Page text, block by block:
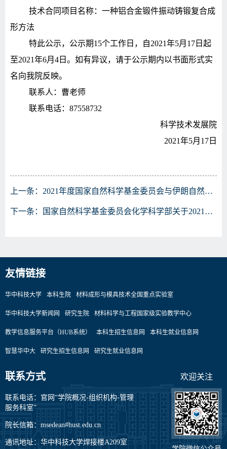
技术合同项目名称：一种铝合金锻件振动铸锻复合成
形方法
特此公示，公示期15个工作日，自2021年5月17日起
至2021年6月4日。如有异议，请于公示期内以书面形式实
名向我院反映。
联系人：曹老师
联系电话： 87558732
科学技术发展院
2021年5月17日
上一条： 2021年度国家自然科学基金委员会与伊朗自然科学基金会合作研究项目指南
下一条： 国家自然科学基金委员会化学科学部关于2021年度第一期专项项目（科技活动项目）申请的通知
友情链接
华中科技大学 本科生院 材料成形与模具技术全国重点实验室
华中科技大学新闻网 研究生院 材料科学与工程国家级实验教学中心
教学信息服务平台（HUB系统） 本科生招生信息网 本科生就业信息网
智慧华中大 研究生招生信息网 研究生就业信息网
联系方式
联系电话：官网“学院概况-组织机构-管理
服务科室”
院长信箱：msedean#hust.edu.cn
通讯地址：华中科技大学焊接楼A209室
欢迎关注